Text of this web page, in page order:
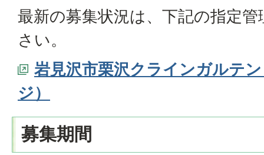
最新の募集状況は、下記の指定
さい。
岩見沢市栗沢クラインガルテ
ジ）
募集期間